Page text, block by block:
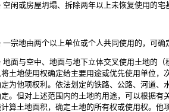
或房屋坍塌、拆除两年以上未恢复使用的宅
地由两个以上单位或个人共同使用的，可确
与空中、地面与地下立体交叉使用土地的（
土地使用权确定给主要用途或优先使用单位，
为他项权利。依法划定的铁路、公路、河道
。但对上述范围内的土地的用途，可以根据有
算土地面积，确定土地的所有权或使用权。